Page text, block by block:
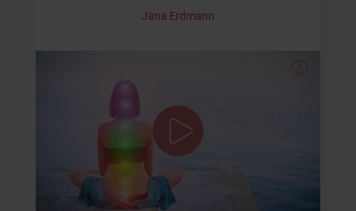
Jana Erdmann
Erkunden, erfahren und erspüren
Bei dieser Meditation führe ich Dich einmal durch die
Chakren bzw. Energiezentren. Gemeinsam erkunden,
erfahren und erspüren wir die Orte in Deinem Körper